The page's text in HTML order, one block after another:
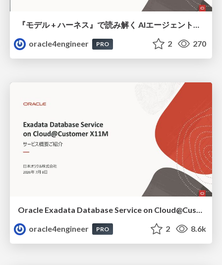
『モデル + ハーネス』で読み解く AIエージェント入門
oracle4engineer
PRO 2 270
oracle4engineer
PRO 2 8.6k